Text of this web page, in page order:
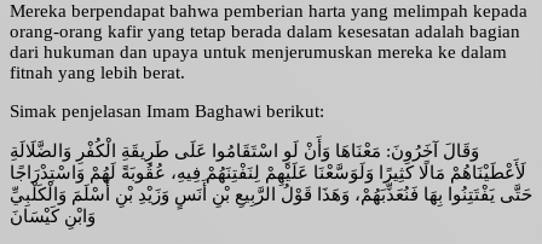
Mereka berpendapat bahwa pemberian harta yang melimpah kepada
orang-orang kafir yang tetap berada dalam kesesatan adalah bagian
dari hukuman dan upaya untuk menjerumuskan mereka ke dalam
fitnah yang lebih berat.
Simak penjelasan Imam Baghawi berikut:
وَقَالَ آخَرُونَ: مَعْنَاهَا وَأَنْ لَوِ اسْتَقَامُوا عَلَى طَرِيقَةِ الْكُفْرِ وَالضَّلَالَةِ
لَأَعْطَيْنَاهُمْ مَالًا كَثِيرًا وَلَوَسَّعْنَا عَلَيْهِمْ لِنَفْتِنَهُمْ فِيهِ، عُقُوبَةً لَهُمْ وَاسْتِدْرَاجًا
حَتَّى يَفْتَتِنُوا بِهَا فَنُعَذِّبَهُمْ، وَهَذَا قَوْلُ الرَّبِيعِ بْنِ أَنَسٍ وَزَيْدِ بْنِ أَسْلَمَ وَالْكَلْبِيِّ
وَابْنِ كَيْسَانَ